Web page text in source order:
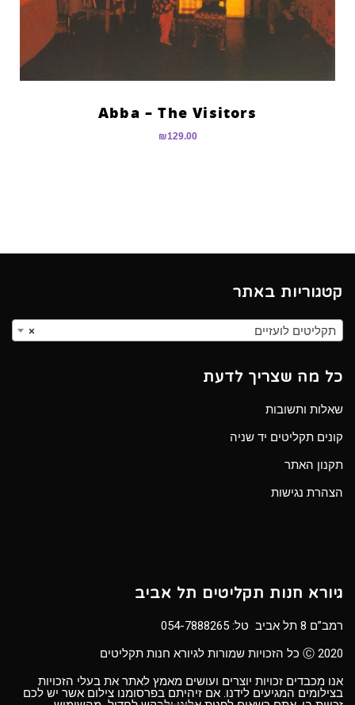
Abba – The Visitors
₪129.00
קטגוריות באתר
× תקליטים לועזיים
כל מה שצריך לדעת
שאלות ותשובות
קונים תקליטים יד שניה
תקנון האתר
הצהרת נגישות
גיורא חנות תקליטים תל אביב
רמב”ם 8 תל אביב טל:
054-7888265
Ⓒ 2020 כל הזכויות שמורות לגיורא חנות תקליטים
אנו מכבדים זכויות יוצרים ועושים מאמץ לאתר את בעלי הזכויות
בצילומים המגיעים לידנו. אם זיהיתם בפרסומנו צילום אשר יש לכם